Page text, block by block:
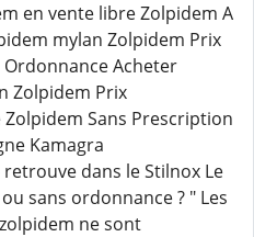
en vente libre Zolpidem A
mylan Zolpidem Prix
Ordonnance Acheter
Zolpidem Prix
Sans Prescription
Kamagra
dans le Stilnox Le
sans ordonnance ? " Les
ne sont